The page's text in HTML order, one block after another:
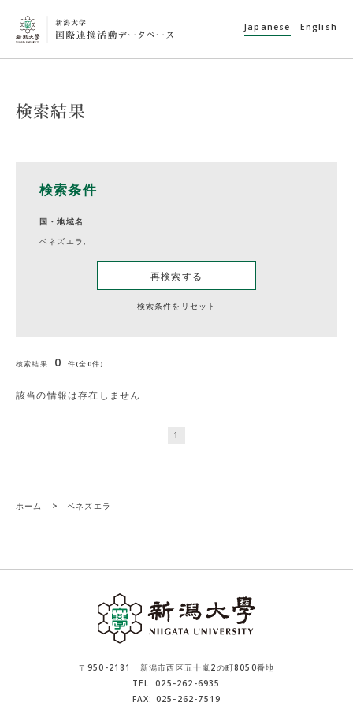
Japanese English
検索結果
検索条件
国・地域名
ベネズエラ,
再検索する
検索条件をリセット
検索結果 0 件(全0件)
該当の情報は存在しません
1
ホーム > ベネズエラ
〒950-2181 新潟市西区五十嵐2の町8050番地
TEL: 025-262-6935
FAX: 025-262-7519